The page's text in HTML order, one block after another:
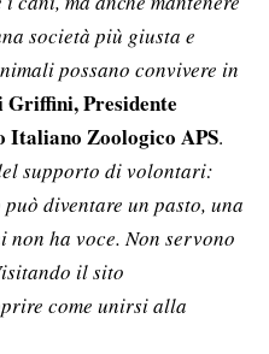
società più giusta e
possano convivere in
Presidente
Italiano Zoologico APS.
supporto di volontari:
diventare un pasto, una
non ha voce. Non servono
il sito
come unirsi alla